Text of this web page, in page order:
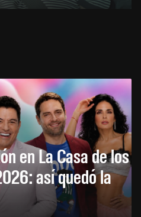
en La Casa de los
así quedó la